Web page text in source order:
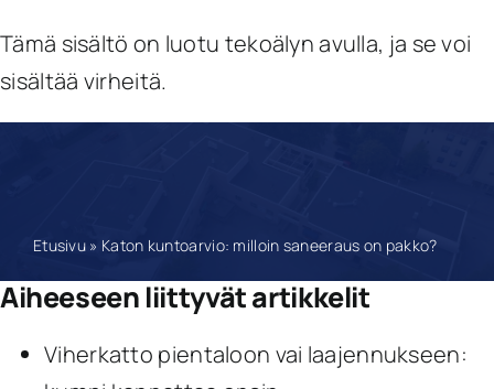
Tämä sisältö on luotu tekoälyn avulla, ja se voi
sisältää virheitä.
Etusivu » Katon kuntoarvio: milloin saneeraus on pakko?
Aiheeseen liittyvät artikkelit
Viherkatto pientaloon vai laajennukseen: